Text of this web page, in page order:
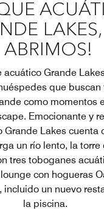
LAKES,
ABRIMOS!
acuático Grande
que
como momentos
Emocionante y
Grande Lakes cuenta
un río lento, la
tres toboganes
con hogueras
incluido un nuevo
la piscina.